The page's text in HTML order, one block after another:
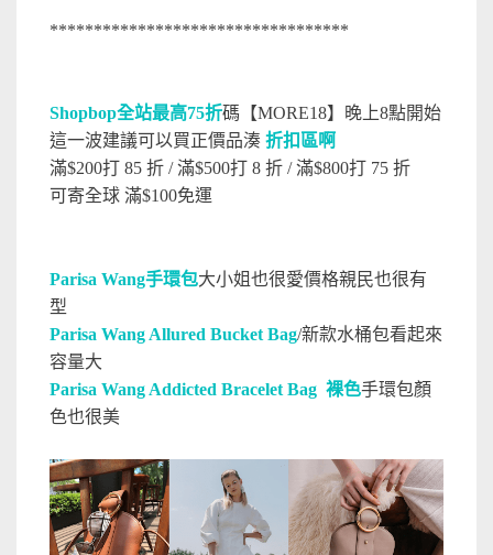
**********************************
Shopbop全站最高75折碼【MORE18】晚上8點開始
這一波建議可以買正價品湊 折扣區啊
滿$200打 85 折 /滿$500打 8 折 /滿$800打 75 折
可寄全球 滿$100免運
Parisa Wang手環包大小姐也很愛價格親民也很有
型
Parisa Wang Allured Bucket Bag/新款水桶包看起來
容量大
Parisa Wang Addicted Bracelet Bag 裸色手環包顏
色也很美